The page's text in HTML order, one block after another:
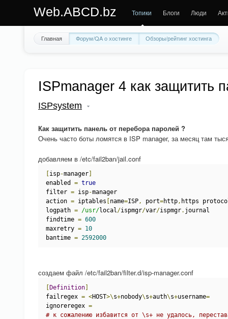
Web.ABCD.bz Топики Блоги Люди
Главная Форум/QA о хостинге Обзоры/рейтинг хостинга
ISPmanager 4 как защитить
ISPsystem
Как защитить панель от перебора паролей ?
Очень часто боты ломятся в ISP manager, за месяц там
добавляем в /etc/fail2ban/jail.conf
isp-manager
enabled = true
filter = isp-manager
action = iptables name=ISP, port=http, https
logpath = /usr/local/ispmgr/var/ispmgr. journal
findtime = 600
maxretry = 10
bantime = 2592000
создаем файл /etc/fail2ban/filter.d/isp-manager.conf
Definition
failregex = <HOST>\s+nobody\s+auth\s+username=
ignoreregex =
# к сожалению избавится от \s+ не удалось,